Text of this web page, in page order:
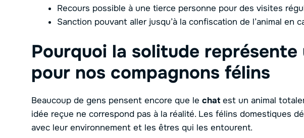
Recours possible à une tierce personne pour des visites
Sanction pouvant aller jusqu’à la confiscation de l’animal en
Pourquoi la solitude
pour nos compagnons félins
Beaucoup de gens pensent encore que le chat est un animal
idée reçue ne correspond pas à la réalité. Les félins domestiques
avec leur environnement et les êtres qui les entourent.